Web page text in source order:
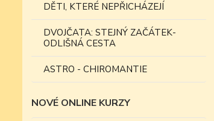
DĚTI, KTERÉ NEPŘICHÁZEJÍ
DVOJČATA: STEJNÝ ZAČÁTEK-
ODLIŠNÁ CESTA
ASTRO - CHIROMANTIE
NOVÉ ONLINE KURZY